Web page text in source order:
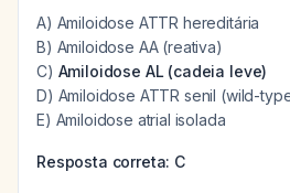
A) Amiloidose ATTR hereditária
B) Amiloidose AA (reativa)
C) Amiloidose AL (cadeia leve)
D) Amiloidose ATTR senil (wild-
E) Amiloidose atrial isolada
Resposta correta: C